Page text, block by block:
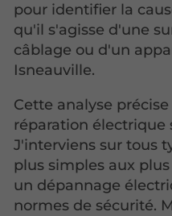
pour identifier la
qu'il s'agisse d'une
câblage ou d'un
Isneauville.
Cette analyse
réparation électrique
J'interviens sur tous
plus simples aux
un dépannage
normes de sécurité.